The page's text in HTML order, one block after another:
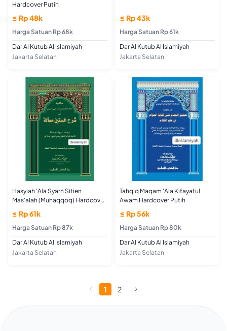
Hardcover Putih
≤ Rp 48k
Harga Satuan Rp 68k
Dar Al Kutub Al Islamiyah
Jakarta Selatan
≤ Rp 43k
Harga Satuan Rp 61k
Dar Al Kutub Al Islamiyah
Jakarta Selatan
Hasyiah 'Ala Syarh Sitien
Mas'alah (Muhaqqoq) Hardcover
Putih
≤ Rp 61k
Harga Satuan Rp 87k
Dar Al Kutub Al Islamiyah
Jakarta Selatan
Tahqiq Maqam 'Ala Kifayatul
Awam Hardcover Putih
≤ Rp 56k
Harga Satuan Rp 80k
Dar Al Kutub Al Islamiyah
Jakarta Selatan
1 2